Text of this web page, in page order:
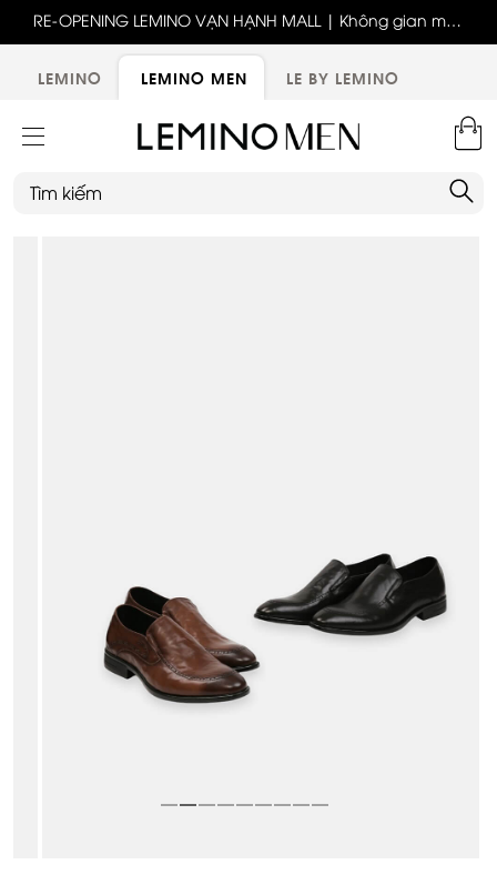
RE-OPENING LEMINO VẠN HẠNH MALL | Không gian mới,
trải nghiệm mới, ưu đãi tri ân đặc biệt
LEMINO
LEMINO MEN LE BY LEMINO